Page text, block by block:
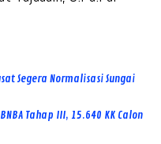
Segera Normalisasi Sungai
Tahap III, 15.640 KK Calon